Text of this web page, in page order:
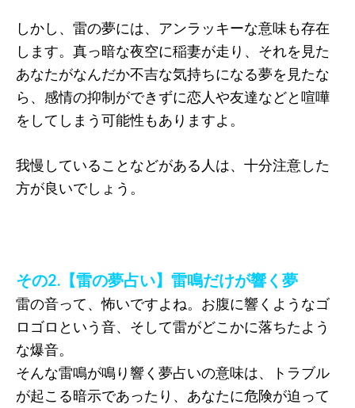
しかし、雷の夢には、アンラッキーな意味も存在
します。真っ暗な夜空に稲妻が走り、それを見た
あなたがなんだか不吉な気持ちになる夢を見たな
ら、感情の抑制ができずに恋人や友達などと喧嘩
をしてしまう可能性もありますよ。
我慢していることなどがある人は、十分注意した
方が良いでしょう。
その2.【雷の夢占い】雷鳴だけが響く夢
雷の音って、怖いですよね。お腹に響くようなゴ
ロゴロという音、そして雷がどこかに落ちたよう
な爆音。
そんな雷鳴が鳴り響く夢占いの意味は、トラブル
が起こる暗示であったり、あなたに危険が迫って